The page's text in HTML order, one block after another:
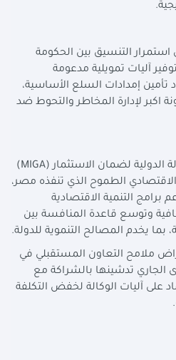
التنسيق بين الحكومة
آليات تمويلية مدعومة
تأمين إمدادات السلع الأساسية،
اكبر لإدارة المخاطر والتحوط ضد
الدولية لضمان الاستثمار (MIGA
)
الطموح الذي تنفذه مصر،
برامج التنمية الاقتصادية
وتوسع قاعدة المنافسة بين
يخدم المصالح التنموية للدولة.
ملامح التعاون المستقبلي في
الجاري تدشينها بالشراكة مع
على آليات الوكالة لخفض التكلفة